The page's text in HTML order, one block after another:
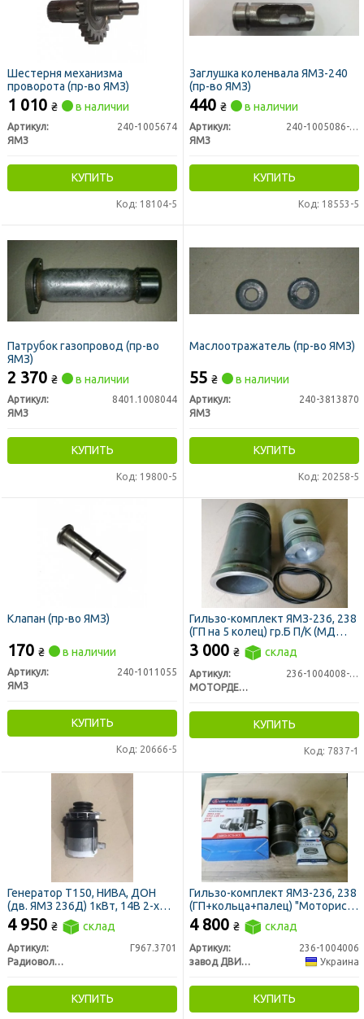
Шестерня механизма
проворота (пр-во ЯМЗ)
1 010 ₴ в наличии
Артикул:
240-1005674
ЯМЗ
КУПИТЬ
Код: 18104-5
Заглушка коленвала ЯМЗ-240
(пр-во ЯМЗ)
440 ₴ в наличии
Артикул:
240-1005086-Б2
ЯМЗ
КУПИТЬ
Код: 18553-5
Патрубок газопровод (пр-во
ЯМЗ)
2 370 ₴ в наличии
Артикул:
8401.1008044
ЯМЗ
КУПИТЬ
Код: 19800-5
Маслоотражатель (пр-во ЯМЗ)
55 ₴ в наличии
Артикул:
240-3813870
ЯМЗ
КУПИТЬ
Код: 20258-5
Клапан (пр-во ЯМЗ)
170 ₴ в наличии
Артикул:
240-1011055
ЯМЗ
КУПИТЬ
Код: 20666-5
Гильзо-комплект ЯМЗ-236, 238
(ГП на 5 колец) гр.Б П/К (МД
Конотоп)
3 000 ₴ склад
Артикул:
236-1004008-Б5
МОТОРДЕТАЛЬ г. Конотоп
КУПИТЬ
Код: 7837-1
Генератор Т150, НИВА, ДОН
(дв. ЯМЗ 236Д) 1кВт, 14В 2-х
ручейковый (пр-во
Радиоволна)
4 950 ₴ склад
Артикул:
Г967.3701
Радиоволна ГРУПП, г. Гродно
КУПИТЬ
Гильзо-комплект ЯМЗ-236, 238
(ГП+кольца+палец) "Моторист"
гр.А П/К (з-д ДВИГАТЕЛЬ)
4 800 ₴ склад
Артикул:
236-1004006
завод ДВИГАТЕЛЬ
Украина
КУПИТЬ